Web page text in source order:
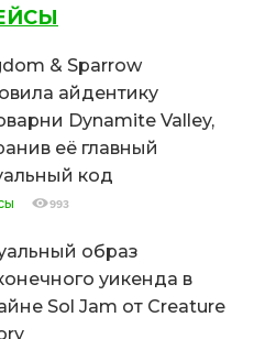
& Sparrow
айдентику
Dynamite Valley,
её главный
код
993
образ
уикенда в
Sol Jam от Creature